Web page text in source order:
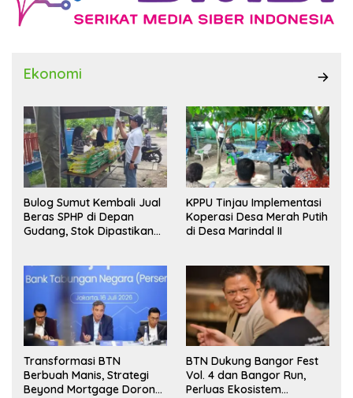
Ekonomi
Bulog Sumut Kembali Jual
Beras SPHP di Depan
Gudang, Stok Dipastikan
KPPU Tinjau Implementasi
Koperasi Desa Merah Putih
di Desa Marindal II
Transformasi BTN
Berbuah Manis, Strategi
Beyond Mortgage Dorong
BTN Dukung Bangor Fest
Vol. 4 dan Bangor Run,
Perluas Ekosistem